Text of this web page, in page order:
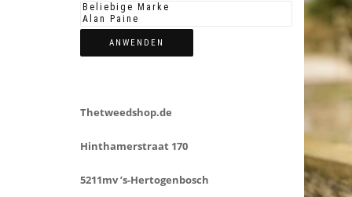
ANWENDEN
Thetweedshop.de
Hinthamerstraat 170
5211mv ’s-Hertogenbosch